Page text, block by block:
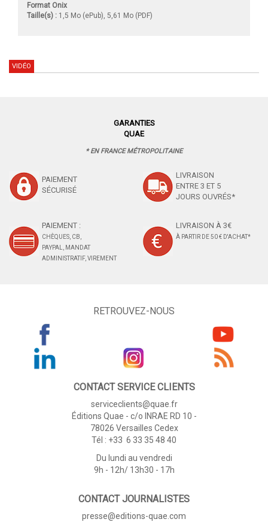
Format Onix
Taille(s) : 1,5 Mo (ePub), 5,61 Mo (PDF)
VIDÉO
GARANTIES
QUAE
* EN FRANCE MÉTROPOLITAINE
PAIEMENT
SÉCURISÉ
LIVRAISON
ENTRE 3 ET 5
JOURS OUVRÉS*
PAIEMENT :
CHÈQUES, CB,
PAYPAL, MANDAT
ADMINISTRATIF, VIREMENT
LIVRAISON À 3€
À PARTIR DE 50 € D'ACHAT*
RETROUVEZ-NOUS
CONTACT SERVICE CLIENTS
serviceclients@quae.fr
Éditions Quae - c/o INRAE RD 10 -
78026 Versailles Cedex
Tél : +33 6 33 35 48 40
Du lundi au vendredi
9h - 12h/ 13h30 - 17h
CONTACT JOURNALISTES
presse@editions-quae.com